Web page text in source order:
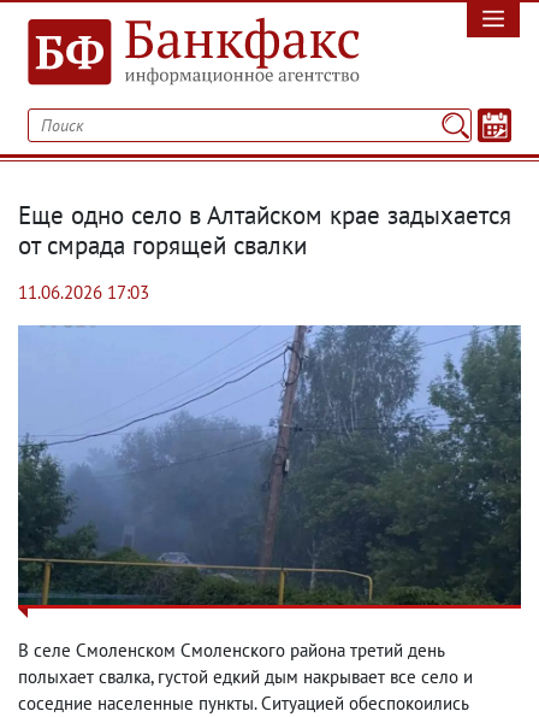
Еще одно село в Алтайском крае задыхается
от смрада горящей свалки
11.06.2026 17:03
В селе Смоленском Смоленского района третий день
полыхает свалка, густой едкий дым накрывает все село и
соседние населенные пункты. Ситуацией обеспокоились